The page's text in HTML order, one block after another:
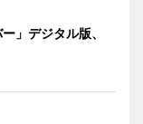
」デジタル版、